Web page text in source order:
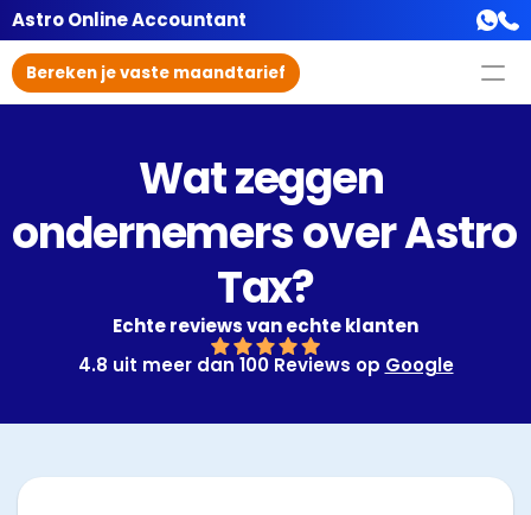
Astro Online Accountant
Bereken je vaste maandtarief
Wat zeggen
ondernemers over Astro
Tax?
Echte reviews van echte klanten
4.8 uit meer dan 100 Reviews op Google